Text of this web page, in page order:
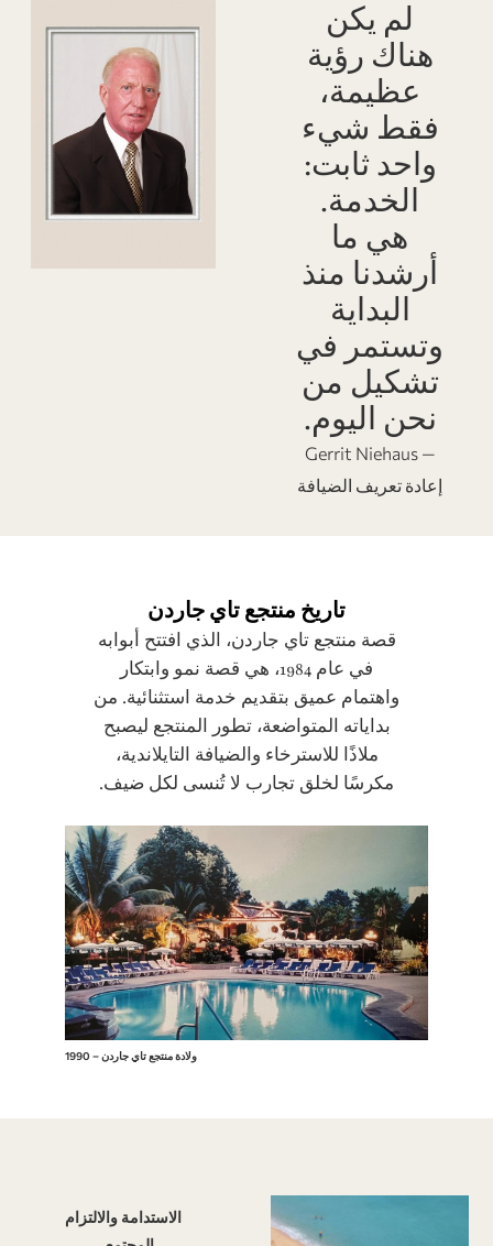
لم يكن
هناك رؤية
عظيمة،
فقط شيء
واحد ثابت:
الخدمة.
هي ما
أرشدنا منذ
البداية
وتستمر في
تشكيل من
نحن اليوم.
— Gerrit Niehaus
إعادة تعريف الضيافة
تاريخ منتجع تاي جاردن
قصة منتجع تاي جاردن، الذي افتتح أبوابه
في عام 1984، هي قصة نمو وابتكار
واهتمام عميق بتقديم خدمة استثنائية. من
بداياته المتواضعة، تطور المنتجع ليصبح
ملاذًا للاسترخاء والضيافة التايلاندية،
مكرسًا لخلق تجارب لا تُنسى لكل ضيف.
1990 – ولادة منتجع تاي جاردن
الاستدامة والالتزام